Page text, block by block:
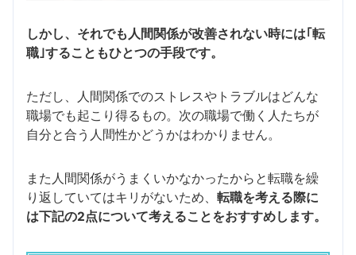
しかし、それでも人間関係が改善されない時には｢転
職｣することもひとつの手段です。
ただし、人間関係でのストレスやトラブルはどんな
職場でも起こり得るもの。次の職場で働く人たちが
自分と合う人間性かどうかはわかりません。
また人間関係がうまくいかなかったからと転職を繰
り返していてはキリがないため、 転職を考える際に
は下記の2点について考えることをおすすめします。